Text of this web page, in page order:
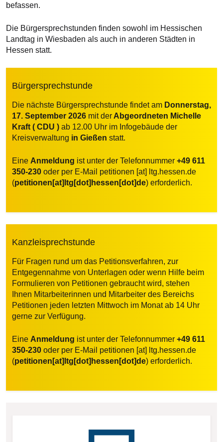
befassen.
Die Bürgersprechstunden finden sowohl im Hessischen
Landtag in Wiesbaden als auch in anderen Städten in
Hessen statt.
Bürgersprechstunde
Die nächste Bürgersprechstunde findet am Donnerstag,
17. September 2026 mit der Abgeordneten Michelle
Kraft ( CDU ) ab 12.00 Uhr im Infogebäude der
Kreisverwaltung in Gießen statt.
Eine Anmeldung ist unter der Telefonnummer +49 611
350-230 oder per E-Mail petitionen [at] ltg.hessen.de
(petitionen[at]ltg[dot]hessen[dot]de) erforderlich.
Kanzleisprechstunde
Für Fragen rund um das Petitionsverfahren, zur
Entgegennahme von Unterlagen oder wenn Hilfe beim
Formulieren von Petitionen gebraucht wird, stehen
Ihnen Mitarbeiterinnen und Mitarbeiter des Bereichs
Petitionen jeden letzten Mittwoch im Monat ab 14 Uhr
gerne zur Verfügung.
Eine Anmeldung ist unter der Telefonnummer +49 611
350-230 oder per E-Mail petitionen [at] ltg.hessen.de
(petitionen[at]ltg[dot]hessen[dot]de) erforderlich.